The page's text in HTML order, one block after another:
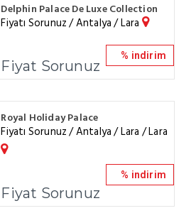
Delphin Palace De Luxe Collection
Fiyatı Sorunuz / Antalya / Lara
Fiyat Sorunuz
% indirim
Royal Holiday Palace
Fiyatı Sorunuz / Antalya / Lara / Lara
Fiyat Sorunuz
% indirim